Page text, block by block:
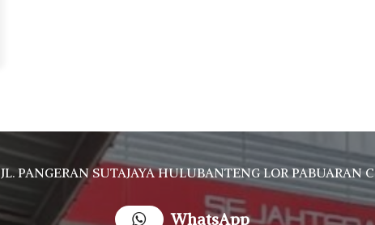
JL. PANGERAN SUTAJAYA HULUBANTENG LOR PABUARAN CIREBON TIMUR, Ds. Babakan gebang cirebon Gebang udik cirebon Ciledug cirebon Karang wareng cirebon
WhatsApp